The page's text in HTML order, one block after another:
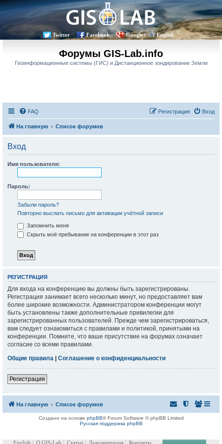
Twitter Facebook Google+ English
Форумы GIS-Lab.info
Геоинформационные системы (ГИС) и Дистанционное зондирование Земли
FAQ Вход
Регистрация
На главную Список форумов
Вход
Имя пользователя:
Пароль:
Забыли пароль?
Повторно выслать письмо для активации учётной записи
Запомнить меня
Скрыть моё пребывание на конференции в этот раз
РЕГИСТРАЦИЯ
Для входа на конференцию вы должны быть зарегистрированы.
Регистрация занимает всего несколько минут, но предоставляет вам
более широкие возможности. Администратором конференции могут
быть установлены также дополнительные привилегии для
зарегистрированных пользователей. Прежде чем зарегистрироваться,
вам следует ознакомиться с правилами и политикой, принятыми на
конференции. Помните, что ваше присутствие на форумах означает
согласие со всеми правилами.
Общие правила | Соглашение о конфиденциальности
Регистрация
На главную Список форумов
Создано на основе phpBB® Forum Software © phpBB Limited
Русская поддержка phpBB
English О GIS-Lab Статьи Документация Контакты